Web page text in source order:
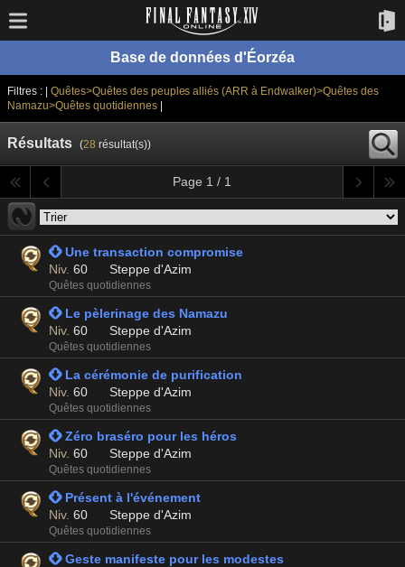
Base de données d'Éorzéa
Filtres : | Quêtes>Quêtes des peuples alliés (ARR à Endwalker)>Quêtes des
Namazu>Quêtes quotidiennes|
Résultats (28 résultat(s))
Page 1 / 1
 Une transaction compromise
Niv. 60 Steppe d'Azim
Quêtes quotidiennes
 Le pèlerinage des Namazu
Niv. 60 Steppe d'Azim
Quêtes quotidiennes
 La cérémonie de purification
Niv. 60 Steppe d'Azim
Quêtes quotidiennes
 Zéro braséro pour les héros
Niv. 60 Steppe d'Azim
Quêtes quotidiennes
 Présent à l'événement
Niv. 60 Steppe d'Azim
Quêtes quotidiennes
 Geste manifeste pour les modestes